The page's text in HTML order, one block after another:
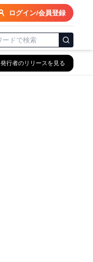
ログイン/会員登録
発行者のリリースを見る